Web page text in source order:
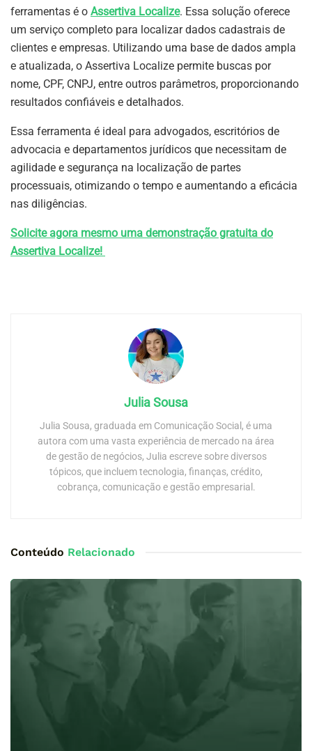
ferramentas é o Assertiva Localize. Essa solução oferece
um serviço completo para localizar dados cadastrais de
clientes e empresas. Utilizando uma base de dados ampla
e atualizada, o Assertiva Localize permite buscas por
nome, CPF, CNPJ, entre outros parâmetros, proporcionando
resultados confiáveis e detalhados.
Essa ferramenta é ideal para advogados, escritórios de
advocacia e departamentos jurídicos que necessitam de
agilidade e segurança na localização de partes
processuais, otimizando o tempo e aumentando a eficácia
nas diligências.
Solicite agora mesmo uma demonstração gratuita do
Assertiva Localize!
Julia Sousa
Julia Sousa, graduada em Comunicação Social, é uma
autora com uma vasta experiência de mercado na área
de gestão de negócios, Julia escreve sobre diversos
tópicos, que incluem tecnologia, finanças, crédito,
cobrança, comunicação e gestão empresarial.
Conteúdo Relacionado